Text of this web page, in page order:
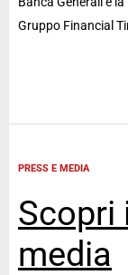
Gruppo Financial
PRESS E MEDIA
Scopri
media